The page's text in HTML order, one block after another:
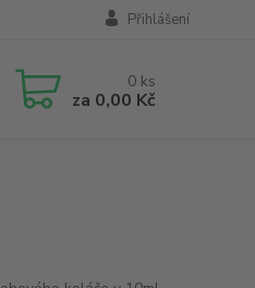
Přihlášení
0 ks
za 0,00 Kč